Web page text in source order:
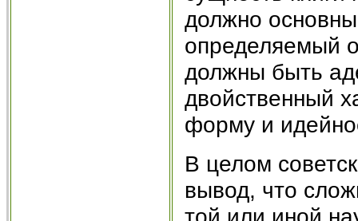
должно
определяемый
должны быть
двойственный
форму и
В целом
вывод, что